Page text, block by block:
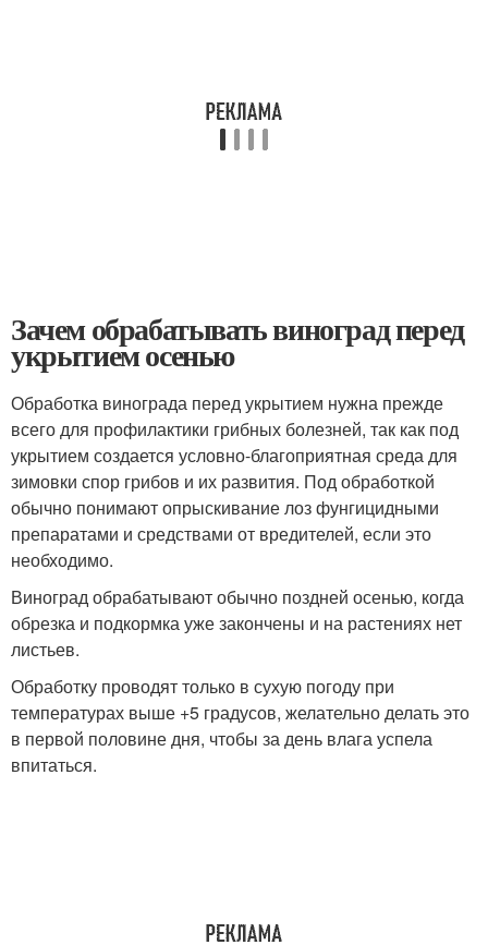
Зачем обрабатывать виноград перед
укрытием осенью
Обработка винограда перед укрытием нужна прежде
всего для профилактики грибных болезней, так как под
укрытием создается условно-благоприятная среда для
зимовки спор грибов и их развития. Под обработкой
обычно понимают опрыскивание лоз фунгицидными
препаратами и средствами от вредителей, если это
необходимо.
Виноград обрабатывают обычно поздней осенью, когда
обрезка и подкормка уже закончены и на растениях нет
листьев.
Обработку проводят только в сухую погоду при
температурах выше +5 градусов, желательно делать это
в первой половине дня, чтобы за день влага успела
впитаться.